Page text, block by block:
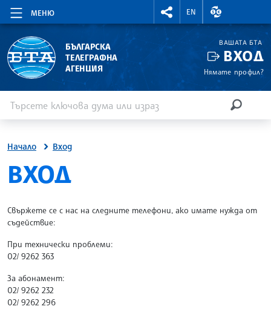
МЕНЮ
RIGHTMENU.SOCIAL
EN
ВАЛУТНИ
БЪЛГАРСКА
ТЕЛЕГРАФНА
АГЕНЦИЯ
ВАШАТА БТА
ВХОД
Нямате профил?
Начало Вход
SITE.BTA
ВХОД
Свържете се с нас на следните телефони, ако имате нужда от
съдействие:
При технически проблеми:
02/ 9262 363
За абонамент:
02/ 9262 232
02/ 9262 296